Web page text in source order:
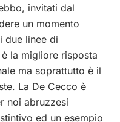
invitati dal
un momento
due linee di
la migliore risposta
ma soprattutto è il
La De Cecco è
noi abruzzesi
ed un esempio